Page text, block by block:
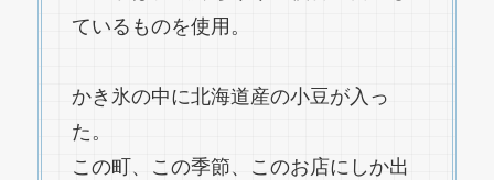
ているものを使用。
かき氷の中に北海道産の小豆が入っ
た。
この町、この季節、このお店にしか出